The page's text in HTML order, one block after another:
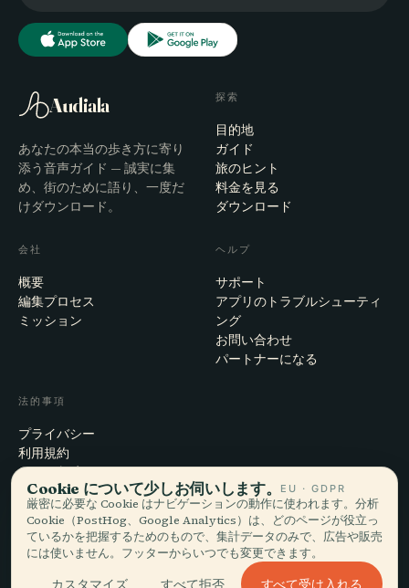
Audiala
あなたの本当の歩き方に寄り
添う音声ガイド — 誠実に集
め、街のために語り、一度だ
けダウンロード。
探索
目的地
ガイド
旅のヒント
料金を見る
ダウンロード
会社
概要
編集プロセス
ミッション
ヘルプ
サポート
アプリのトラブルシューティ
ング
お問い合わせ
パートナーになる
法的事項
プライバシー
利用規約
Cookie設定
アカウント削除
© 2026 Audiala · スイス・モルジュにて、旅の途上で、雲の上で作ってい
Cookie について少しお伺いします。 EU · GDPR
厳密に必要な Cookie はナビゲーションの動作に使われます。分析
Cookie（PostHog、Google Analytics）は、どのページが役立っ
ているかを把握するためのもので、集計データのみで、広告や販売
には使いません。フッターからいつでも変更できます。
カスタマイズ すべて拒否 すべて受け入れる